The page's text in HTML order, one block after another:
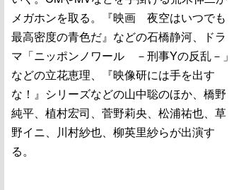
メガホンを取る。『映画 夜空はいつでも
最高密度の青色だ』などの石橋静河、ドラ
マ「ニッポンノワール －刑事Yの反乱－」
などの立花恵理、『映像研には手を出す
な！』シリーズなどの山中聡のほか、橋野
純平、植村宏司、菅野莉央、松浦祐也、草
野イニ、川村紗也、柳英里紗らが出演す
る。